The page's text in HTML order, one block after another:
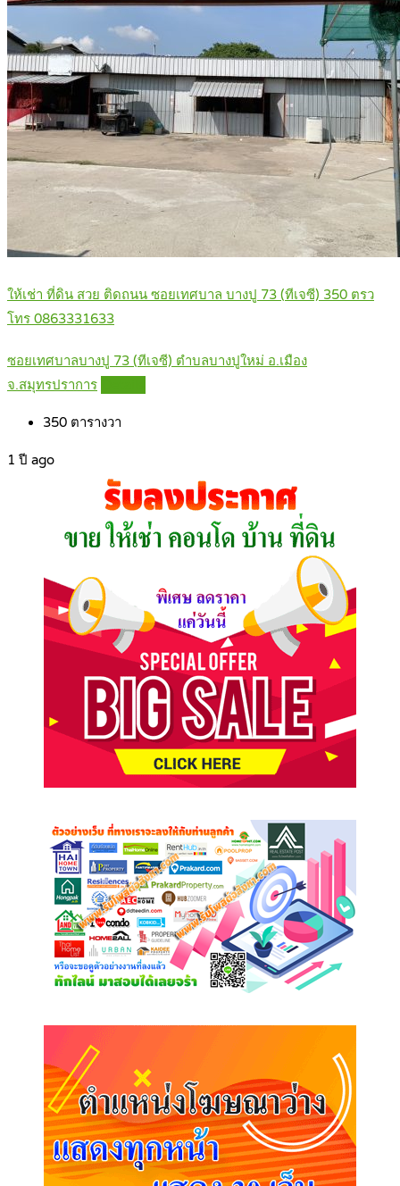
ให้เช่า ที่ดิน สวย ติดถนน ซอยเทศบาล บางปู 73 (ทีเจซี) 350 ตรว
โทร 0863331633
ซอยเทศบาลบางปู 73 (ทีเจซี) ตำบลบางปูใหม่ อ.เมือง
จ.สมุทรปราการ
350 ตารางวา
1 ปี ago